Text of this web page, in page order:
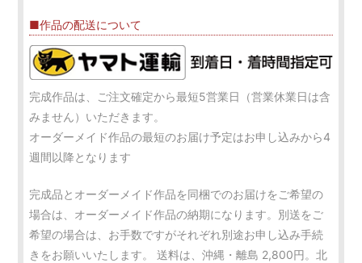
■作品の配送について
完成作品は、ご注文確定から最短5営業日（営業休業日は含
みません）いただきます。
オーダーメイド作品の最短のお届け予定はお申し込みから4
週間以降となります
完成品とオーダーメイド作品を同梱でのお届けをご希望の
場合は、オーダーメイド作品の納期になります。別送をご
希望の場合は、お手数ですがそれぞれ別途お申し込み手続
きをお願いいたします。 送料は、沖縄・離島 2,800円。北